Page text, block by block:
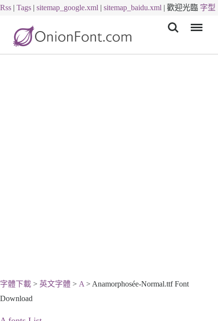
Rss | Tags | sitemap_google.xml | sitemap_baidu.xml | 歡迎光臨 字型
字體下載 > 英文字體 > A > Anamorphosée-Normal.ttf Font
Download